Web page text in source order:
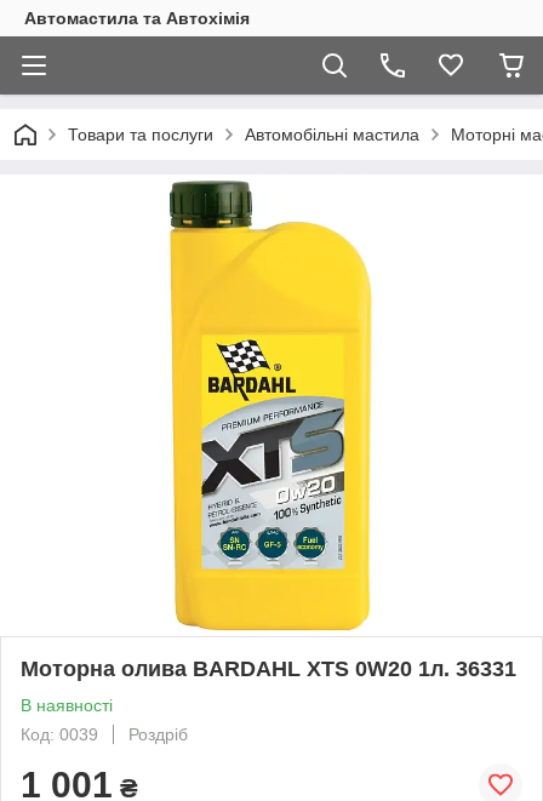
Автомастила та Автохімія
Товари та послуги Автомобільні мастила Моторні
Моторна олива BARDAHL XTS 0W20 1л. 36331
В наявності
Код: 0039
Роздріб
1 001 ₴